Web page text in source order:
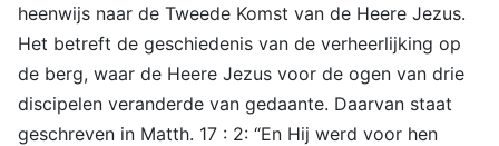
heenwijs naar de Tweede Komst van de Heere Jezus.
Het betreft de geschiedenis van de verheerlijking op
de berg, waar de Heere Jezus voor de ogen van drie
discipelen veranderde van gedaante. Daarvan staat
geschreven in Matth. 17 : 2: “En Hij werd voor hen